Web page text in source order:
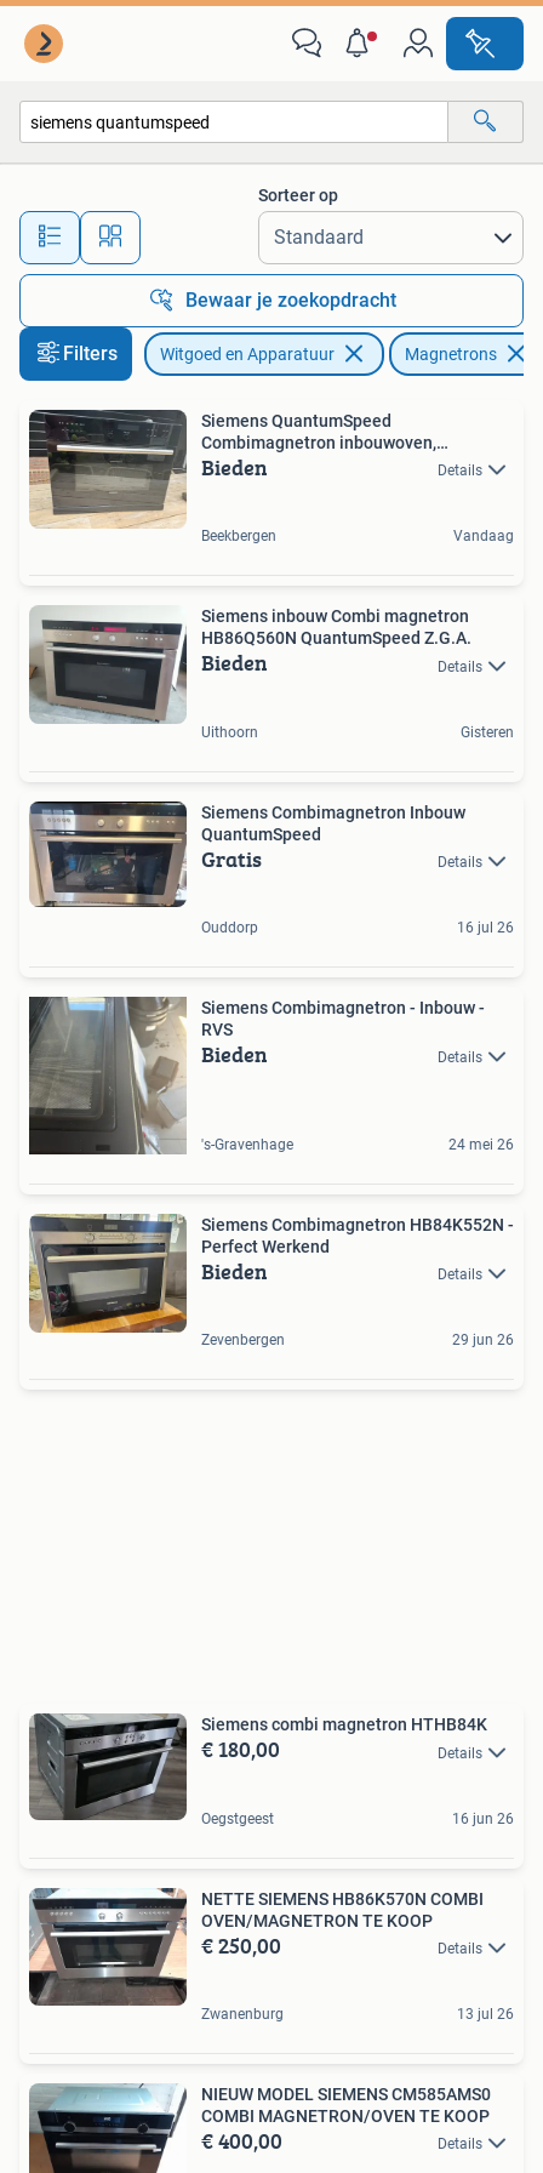
Alle afstanden…
Sorteer op
Bewaar je zoekopdracht
Filters Witgoed en Apparatuur Magnetrons
Siemens QuantumSpeed
Combimagnetron inbouwoven,
draaiplateau
Bieden Details
Beekbergen Vandaag
Siemens inbouw Combi magnetron
HB86Q560N QuantumSpeed Z.G.A.
Bieden Details
Uithoorn Gisteren
Siemens Combimagnetron Inbouw
QuantumSpeed
Gratis Details
Ouddorp 16 jul 26
Siemens Combimagnetron - Inbouw -
RVS
Bieden Details
's-Gravenhage 24 mei 26
Siemens Combimagnetron HB84K552N -
Perfect Werkend
Bieden Details
Zevenbergen 29 jun 26
Siemens combi magnetron HTHB84K
€ 180,00 Details
Oegstgeest 16 jun 26
NETTE SIEMENS HB86K570N COMBI
OVEN/MAGNETRON TE KOOP
€ 250,00 Details
Zwanenburg 13 jul 26
NIEUW MODEL SIEMENS CM585AMS0
COMBI MAGNETRON/OVEN TE KOOP
€ 400,00 Details